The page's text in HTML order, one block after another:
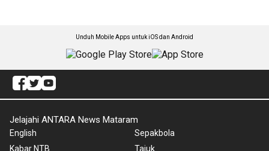
Unduh Mobile Apps untuk iOS dan Android
Jelajahi ANTARA News Mataram
English
Kabar NTB
Sepakbola
Tajuk